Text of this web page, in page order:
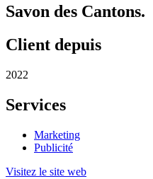
Savon des Cantons.
Client depuis
2022
Services
Marketing
Publicité
Visitez le site web